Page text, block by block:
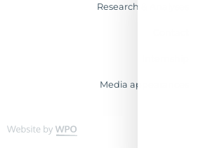
Research & Analyses
Media appearances